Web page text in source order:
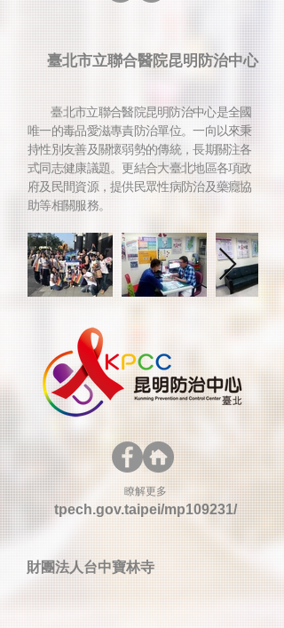
臺北市立聯合醫院昆明防治中心
臺北市立聯合醫院昆明防治中心是全國
唯一的毒品愛滋專責防治單位。一向以來秉
持性別友善及關懷弱勢的傳統，長期關注各
式同志健康議題。更結合大臺北地區各項政
府及民間資源，提供民眾性病防治及藥癮協
助等相關服務。
​瞭解更多
tpech.gov.taipei/mp109231/
財團法人台中寶林寺